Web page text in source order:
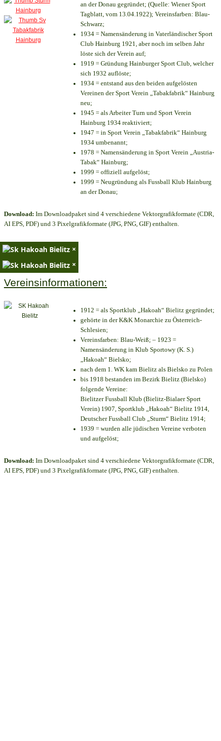
an der Donau gegründet; (Quelle: Wiener Sport
Tagblatt, vom 13.04.1922); Vereinsfarben: Blau-
Schwarz;
1934 = Namensänderung in Vaterländischer Sport
Club Hainburg 1921, aber noch im selben Jahr
löste sich der Verein auf;
1919 = Gründung Hainburger Sport Club, welcher
sich 1932 auflöste;
1934 = entstand aus den beiden aufgelösten
Vereinen der Sport Verein „Tabakfabrik“ Hainburg
neu;
1945 = als Arbeiter Turn und Sport Verein
Hainburg 1934 reaktiviert;
1947 = in Sport Verein „Tabakfabrik“ Hainburg
1934 umbenannt;
1978 = Namensänderung in Sport Verein „Austria-
Tabak“ Hainburg;
1999 = offiziell aufgelöst;
1999 = Neugründung als Fussball Klub Hainburg
an der Donau;
Download: Im Downloadpaket sind 4 verschiedene Vektorgrafikformate (CDR,
AI EPS, PDF) und 3 Pixelgrafikformate (JPG, PNG, GIF) enthalten.
×
×
Vereinsinformationen:
1912 = als Sportklub „Hakoah“ Bielitz gegründet;
gehörte in der K&K Monarchie zu Österreich-
Schlesien;
Vereinsfarben: Blau-Weiß; – 1923 =
Namensänderung in Klub Sportowy (K. S.)
„Hakoah“ Bielsko;
nach dem 1. WK kam Bielitz als Bielsko zu Polen
bis 1918 bestanden im Bezirk Bielitz (Bielsko)
folgende Vereine:
Bielitzer Fussball Klub (Bielitz-Bialaer Sport
Verein) 1907, Sportklub „Hakoah“ Bielitz 1914,
Deutscher Fussball Club „Sturm“ Bielitz 1914;
1939 = wurden alle jüdischen Vereine verboten
und aufgelöst;
Download: Im Downloadpaket sind 4 verschiedene Vektorgrafikformate (CDR,
AI EPS, PDF) und 3 Pixelgrafikformate (JPG, PNG, GIF) enthalten.